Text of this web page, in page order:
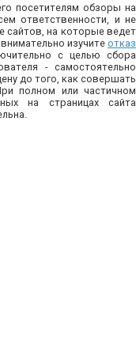
посетителям обзоры на
ответственности, и не
сайтов, на которые ведет
изучите отказ
с целью сбора
- самостоятельно
до того, как совершать
полном или частичном
на страницах сайта